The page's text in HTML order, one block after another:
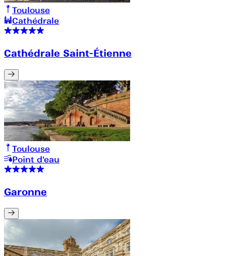
Toulouse
Cathédrale
Cathédrale Saint-Étienne
Toulouse
Point d'eau
Garonne